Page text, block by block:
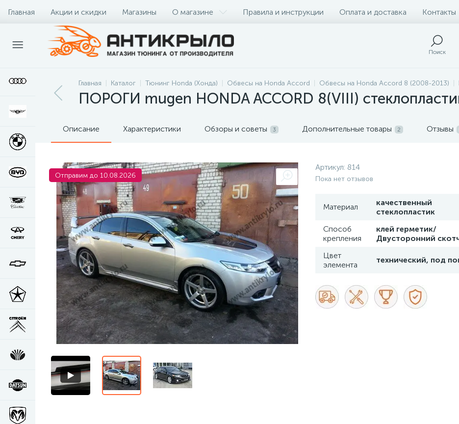
Главная Акции и скидки Магазины О магазине Правила и инструкции Оплата и доставка Контакты
Поиск
Главная Каталог Тюнинг Honda (Хонда) Обвесы на Honda Accord Обвесы на Honda Accord 8 (2008-2013)
ПОРОГИ mugen HONDA ACCORD 8(VIII)
Описание Характеристики Обзоры и советы 3 Дополнительные товары 2 Отзывы
Отправим до 10.08.2026
Артикул: 814
Пока нет отзывов
Материал
качественный
стеклопластик
Способ
крепления
клей герметик/
Двусторонний
Цвет
элемента
технический, под